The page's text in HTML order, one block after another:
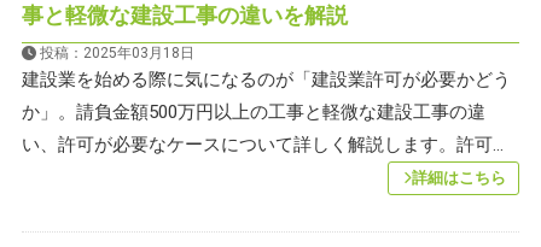
事と軽微な建設工事の違いを解説
投稿：2025年03月18日
建設業を始める際に気になるのが「建設業許可が必要かどう
か」。請負金額500万円以上の工事と軽微な建設工事の違
い、許可が必要なケースについて詳しく解説します。許可...
詳細はこちら